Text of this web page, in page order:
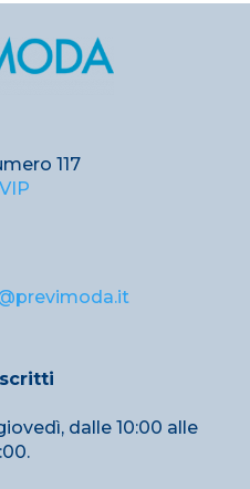
117
dalle 10:00 alle